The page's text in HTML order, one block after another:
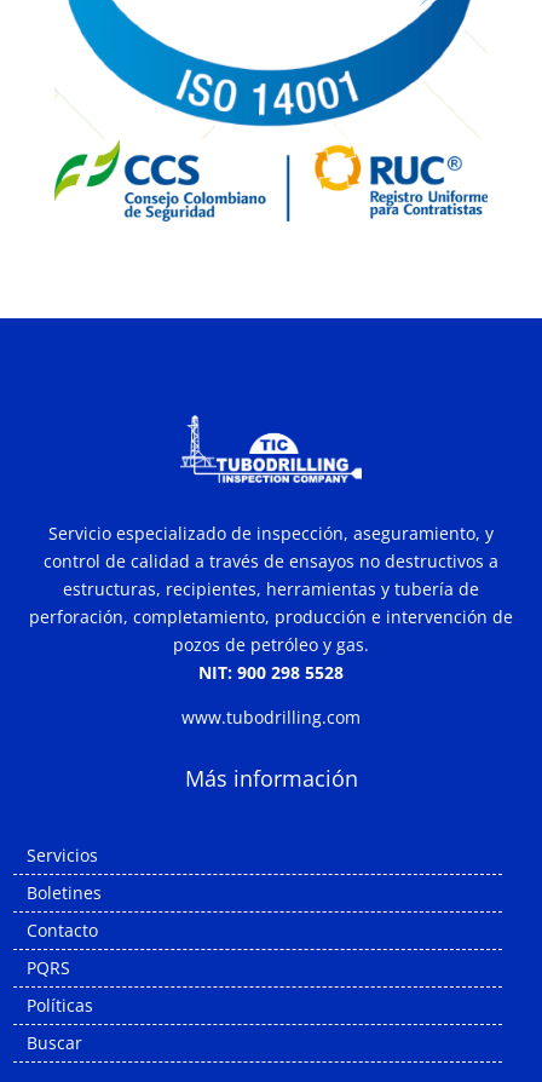
Servicio especializado de inspección, aseguramiento, y
control de calidad a través de ensayos no destructivos a
estructuras, recipientes, herramientas y tubería de
perforación, completamiento, producción e intervención de
pozos de petróleo y gas.
NIT: 900 298 5528
www.tubodrilling.com
Más información
Servicios
Boletines
Contacto
PQRS
Políticas
Buscar